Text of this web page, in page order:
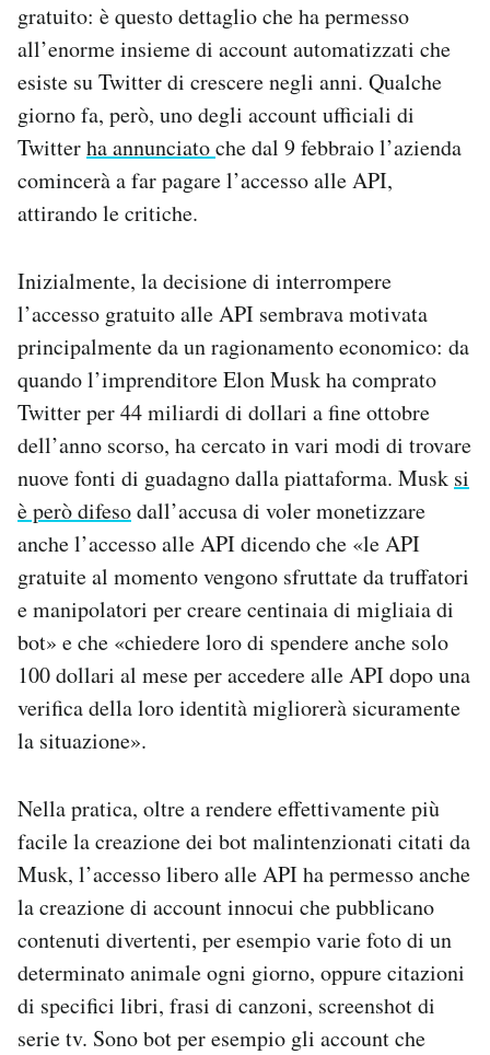
gratuito: è questo dettaglio che ha permesso
all’enorme insieme di account automatizzati che
esiste su Twitter di crescere negli anni. Qualche
giorno fa, però, uno degli account ufficiali di
Twitterha annunciatoche dal 9 febbraio l’azienda
comincerà a far pagare l’accesso alle API,
attirando le critiche.
Inizialmente, la decisione di interrompere
l’accesso gratuito alle API sembrava motivata
principalmente da un ragionamento economico: da
quando l’imprenditore Elon Musk ha comprato
Twitter per 44 miliardi di dollari a fine ottobre
dell’anno scorso, ha cercato in vari modi di trovare
nuove fonti di guadagno dalla piattaforma. Musk si
è però difesodall’accusa di voler monetizzare
anche l’accesso alle API dicendo che «le API
gratuite al momento vengono sfruttate da truffatori
e manipolatori per creare centinaia di migliaia di
bot» e che «chiedere loro di spendere anche solo
100 dollari al mese per accedere alle API dopo una
verifica della loro identità migliorerà sicuramente
la situazione».
Nella pratica, oltre a rendere effettivamente più
facile la creazione dei bot malintenzionati citati da
Musk, l’accesso libero alle API ha permesso anche
la creazione di account innocui che pubblicano
contenuti divertenti, per esempio varie foto di un
determinato animale ogni giorno, oppure citazioni
di specifici libri, frasi di canzoni, screenshot di
serie tv. Sono bot per esempio gli account che